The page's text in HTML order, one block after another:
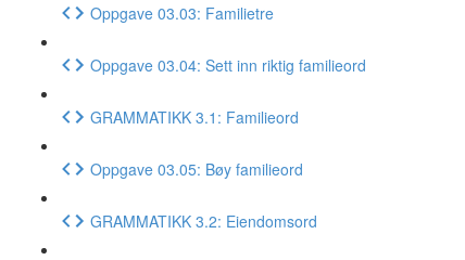
Oppgave 03.03: Familietre
Oppgave 03.04: Sett inn riktig familieord
GRAMMATIKK 3.1: Familieord
Oppgave 03.05: Bøy familieord
GRAMMATIKK 3.2: Eiendomsord